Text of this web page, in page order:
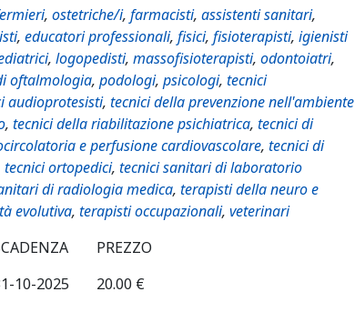
, ostetriche/i, farmacisti, assistenti sanitari,
, educatori professionali, fisici, fisioterapisti, igienisti
, logopedisti, massofisioterapisti, odontoiatri,
oftalmologia, podologi, psicologi, tecnici
audioprotesisti, tecnici della prevenzione nell'ambiente
, tecnici della riabilitazione psichiatrica, tecnici di
e perfusione cardiovascolare, tecnici di
tecnici ortopedici, tecnici sanitari di laboratorio
di radiologia medica, terapisti della neuro e
evolutiva, terapisti occupazionali, veterinari
10-2025
PREZZO
20.00 €